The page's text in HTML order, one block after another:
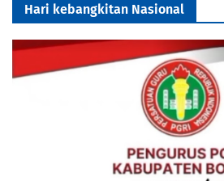
Hari kebangkitan Nasional